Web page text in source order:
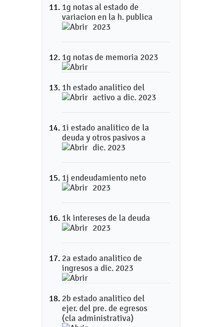
1g notas al estado de
variacion en la h. publica
2023
1g notas de memoria 2023
1h estado analitico del
activo a dic. 2023
1i estado analitico de la
deuda y otros pasivos a
dic. 2023
1j endeudamiento neto
2023
1k intereses de la deuda
2023
2a estado analitico de
ingresos a dic. 2023
2b estado analitico del
ejer. del pre. de egresos
(cla administrativa)